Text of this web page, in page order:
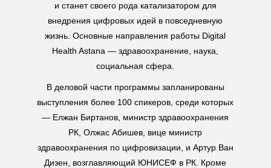
и станет своего рода катализатором для
внедрения цифровых идей в повседневную
жизнь. Основные направления работы Digital
Health Astana — здравоохранение, наука,
социальная сфера.
В деловой части программы запланированы
выступления более 100 спикеров, среди которых
— Елжан Биртанов, министр здравоохранения
РК, Олжас Абишев, вице министр
здравоохранения по цифровизации, и Артур Ван
Дизен, возглавляющий ЮНИСЕФ в РК. Кроме